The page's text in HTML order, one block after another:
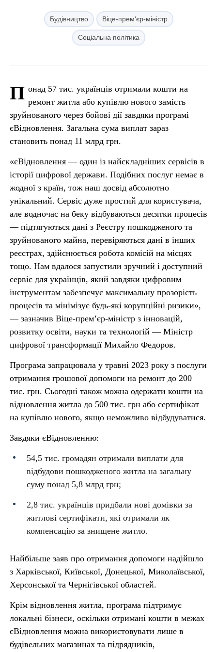
Будівництво Віце-прем'єр-міністр
Соціальна політика
П онад 57 тис. українців отримали кошти на
ремонт житла або купівлю нового замість
зруйнованого через бойові дії завдяки програмі
єВідновлення. Загальна сума виплат зараз
становить понад 11 млрд грн.
«єВідновлення — один із найскладніших сервісів в
історії цифрової держави. Подібних послуг немає в
жодної з країн, тож наш досвід абсолютно
унікальний. Сервіс дуже простий для користувача,
але водночас на беку відбуваються десятки процесів
— підтягуються дані з Реєстру пошкодженого та
зруйнованого майна, перевіряються дані в інших
реєстрах, здійснюється робота комісій на місцях
тощо. Нам вдалося запустили зручний і доступний
сервіс для українців, який завдяки цифровим
інструментам забезпечує максимальну прозорість
процесів та мінімізує будь-які корупційні ризики»,
— зазначив Віце-прем’єр-міністр з інновацій,
розвитку освіти, науки та технологій — Міністр
цифрової трансформації Михайло Федоров.
Програма запрацювала у травні 2023 року з послуги
отримання грошової допомоги на ремонт до 200
тис. грн. Сьогодні також можна одержати кошти на
відновлення житла до 500 тис. грн або сертифікат
на купівлю нового, якщо неможливо відбудуватися.
Завдяки єВідновленню:
54,5 тис. громадян отримали виплати для
відбудови пошкодженого житла на загальну
суму понад 5,8 млрд грн;
2,8 тис. українців придбали нові домівки за
житлові сертифікати, які отримали як
компенсацію за знищене житло.
Найбільше заяв про отримання допомоги надійшло
з Харківської, Київської, Донецької, Миколаївської,
Херсонської та Чернігівської областей.
Крім відновлення житла, програма підтримує
локальні бізнеси, оскільки отримані кошти в межах
єВідновлення можна використовувати лише в
будівельних магазинах та підрядників,